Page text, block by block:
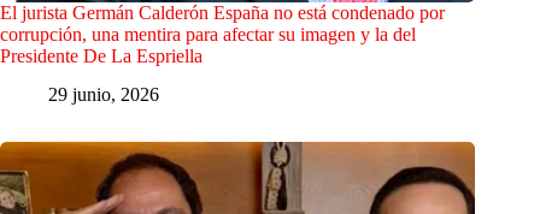
El jurista Germán Calderón España no está condenado por
corrupción, una mentira para afectar su imagen y la del
Presidente De La Espriella
29 junio, 2026